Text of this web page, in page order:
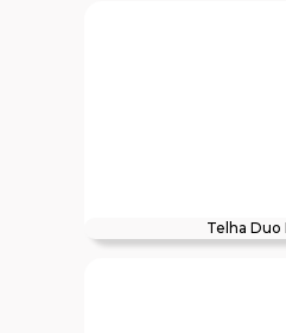
Telha Duo